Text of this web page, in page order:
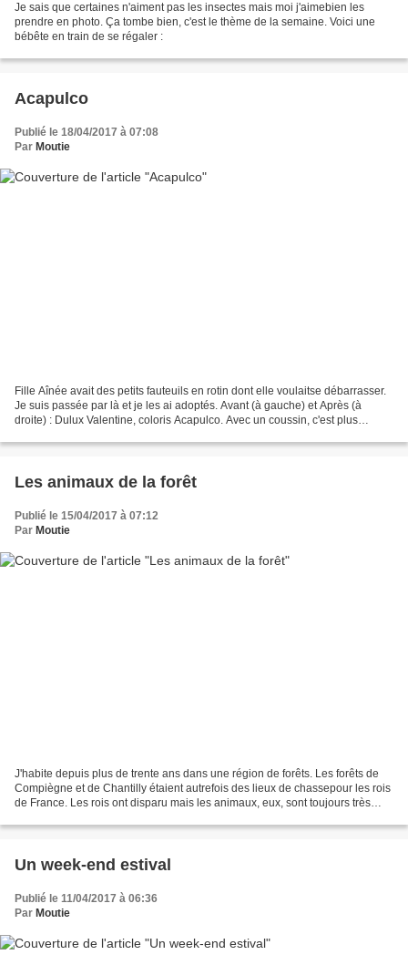
Je sais que certaines n'aiment pas les insectes mais moi j'aimebien les
prendre en photo. Ça tombe bien, c'est le thème de la semaine. Voici une
bébête en train de se régaler :
Acapulco
Publié le 18/04/2017 à 07:08
Par Moutie
Fille Aînée avait des petits fauteuils en rotin dont elle voulaitse débarrasser.
Je suis passée par là et je les ai adoptés. Avant (à gauche) et Après (à
droite) : Dulux Valentine, coloris Acapulco. Avec un coussin, c'est plus
Les animaux de la forêt
Publié le 15/04/2017 à 07:12
Par Moutie
J'habite depuis plus de trente ans dans une région de forêts. Les forêts de
Compiègne et de Chantilly étaient autrefois des lieux de chassepour les rois
de France. Les rois ont disparu mais les animaux, eux, sont toujours très
Un week-end estival
Publié le 11/04/2017 à 06:36
Par Moutie